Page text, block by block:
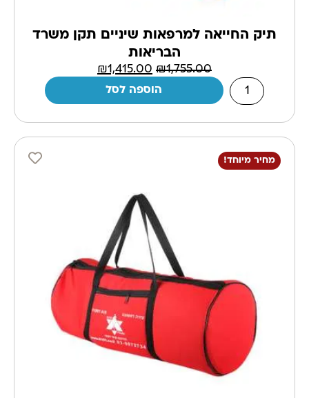
תיק החייאה למרפאות שיניים תקן משרד
הבריאות
₪1,755.00
₪1,415.00
הוספה לסל
מחיר מיוחד!